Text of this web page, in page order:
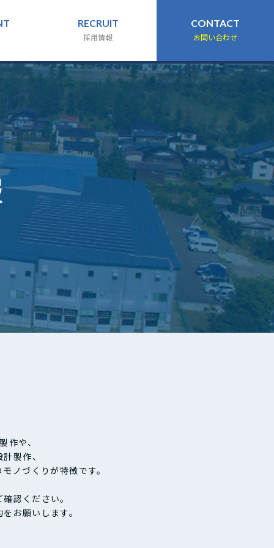
RECRUIT
採用情報
CONTACT
お問い合わせ
作や、
製作、
ノづくりが特徴です。
認ください。
お願いします。